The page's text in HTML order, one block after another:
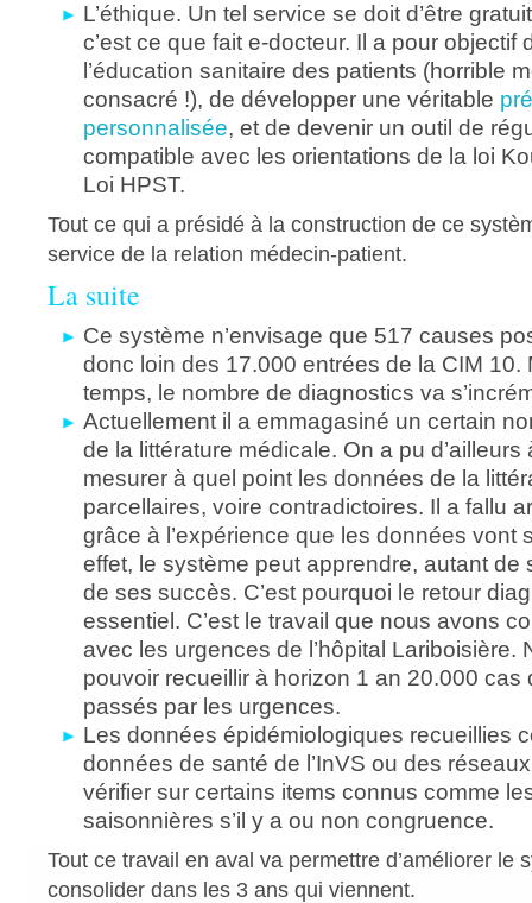
L’éthique. Un tel service se doit d’être
c’est ce que fait e-docteur. Il a pour objectif
l’éducation sanitaire des patients (horrible
consacré !), de développer une véritable
personnalisée, et de devenir un outil de
compatible avec les orientations de la loi
Loi HPST.
Tout ce qui a présidé à la construction de ce
service de la relation médecin-patient.
La suite
Ce système n’envisage que 517 causes
donc loin des 17.000 entrées de la CIM 10.
temps, le nombre de diagnostics va
Actuellement il a emmagasiné un certain
de la littérature médicale. On a pu
mesurer à quel point les données de la
parcellaires, voire contradictoires. Il a fallu
grâce à l’expérience que les données vont
effet, le système peut apprendre, autant de
de ses succès. C’est pourquoi le retour
essentiel. C’est le travail que nous avons
avec les urgences de l’hôpital Lariboisière.
pouvoir recueillir à horizon 1 an 20.000 cas
passés par les urgences.
Les données épidémiologiques recueillies
données de santé de l’InVS ou des
vérifier sur certains items connus comme
saisonnières s’il y a ou non congruence.
Tout ce travail en aval va permettre d’améliorer le
consolider dans les 3 ans qui viennent.